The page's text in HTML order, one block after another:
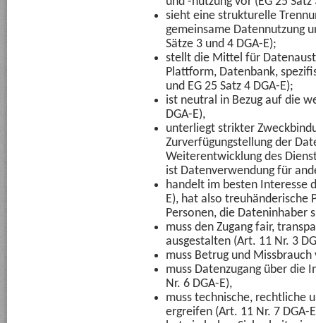
sieht eine strukturelle
gemeinsame Datennutzung
Sätze 3 und 4 DGA-E);
stellt die Mittel für
Plattform, Datenbank,
und EG 25 Satz 4 DGA-E);
ist neutral in Bezug auf die
DGA-E),
unterliegt strikter
Zurverfügungstellung der
Weiterentwicklung des
ist Datenverwendung für
handelt im besten Interesse
E), hat also treuhänderische
Personen, die Dateninhaber
muss den Zugang fair,
ausgestalten (Art. 11 Nr. 3
muss Betrug und
muss Datenzugang über die
Nr. 6 DGA-E),
muss technische, rechtliche
ergreifen (Art. 11 Nr. 7 DGA-